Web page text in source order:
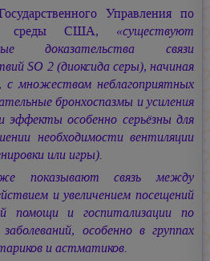
Управления по
среды США, «существуют
доказательства связи
SO 2 (диоксида серы), начиная
множеством неблагоприятных
бронхоспазмы и усиления
особенно серьёзны для
необходимости вентиляции
или игры).
показывают связь между
и увеличением посещений
помощи и госпитализации по
особенно в группах
и астматиков.